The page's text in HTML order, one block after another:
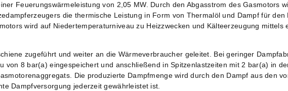
Feuerungswärmeleistung von 2,05 MW. Durch den Abgasstrom des Gasmotors
die thermische Leistung in Form von Thermalöl und Dampf für den
wird auf Niedertemperaturniveau zu Heizzwecken und Kälteerzeugung mittels
zugeführt und weiter an die Wärmeverbraucher geleitet. Bei geringer
von 8 bar(a) eingespeichert und anschließend in Spitzenlastzeiten mit 2 bar(a) in
Die produzierte Dampfmenge wird durch den Dampf aus den
Dampfversorgung jederzeit gewährleistet ist.